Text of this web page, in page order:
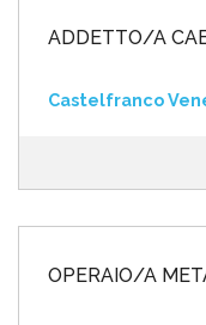
ADDETTO/A
Castelfranco
OPERAIO/A